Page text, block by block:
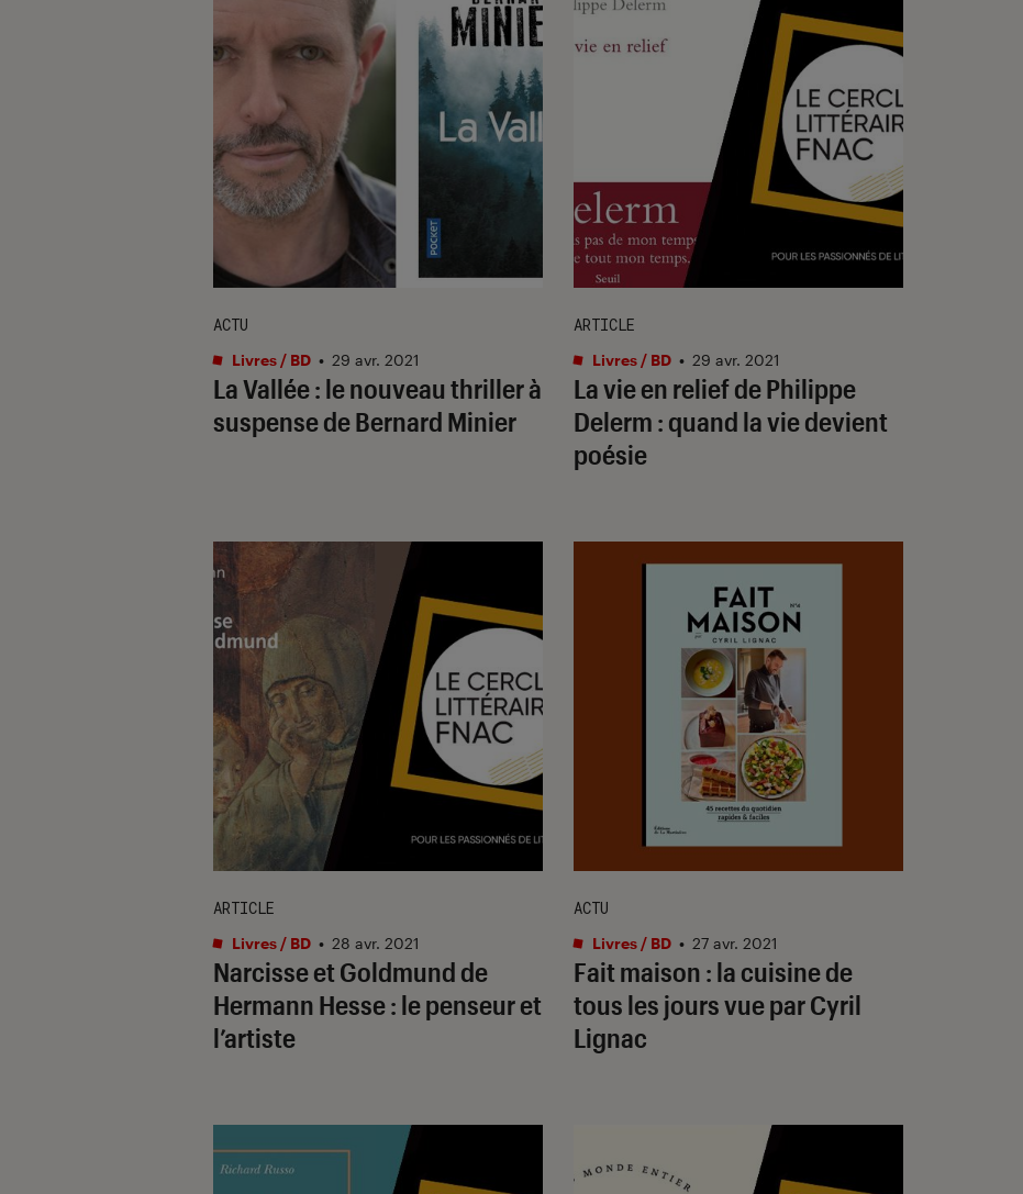
La Vallée : le nouveau thriller à
suspense de Bernard Minier
ACTU
Livres / BD • 29 avr. 2021
La vie en relief de Philippe
Delerm : quand la vie devient
poésie
ARTICLE
Livres / BD • 29 avr. 2021
Narcisse et Goldmund de
Hermann Hesse : le penseur et
l’artiste
ARTICLE
Livres / BD • 28 avr. 2021
Fait maison : la cuisine de
tous les jours vue par Cyril
Lignac
ACTU
Livres / BD • 27 avr. 2021